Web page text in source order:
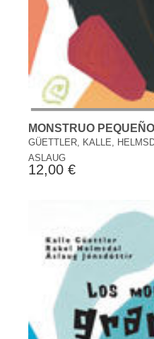
MONSTRUO
GÜETTLER, KALLE,
ASLAUG
12,00 €